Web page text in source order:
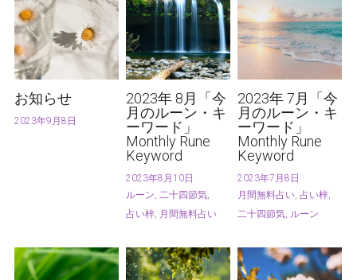
お知らせ
2023年9月8日
2023年 8月「今
月のルーン・キ
ーワード」
Monthly Rune
Keyword
2023年8月10日 ·
ルーン, 二十四節気,
占い梓, 月間無料占い
2023年 7月「今
月のルーン・キ
ーワード」
Monthly Rune
Keyword
2023年7月8日 ·
月間無料占い, 占い梓,
二十四節気, ルーン